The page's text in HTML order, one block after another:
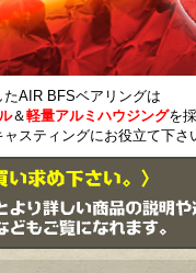
AIR BFSベアリングは
＆軽量アルミハウジングを
スティングにお役立て下さ